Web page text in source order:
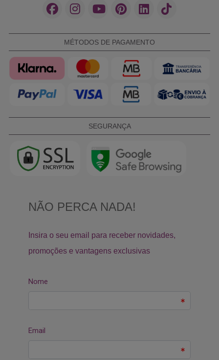
MÉTODOS DE PAGAMENTO
SEGURANÇA